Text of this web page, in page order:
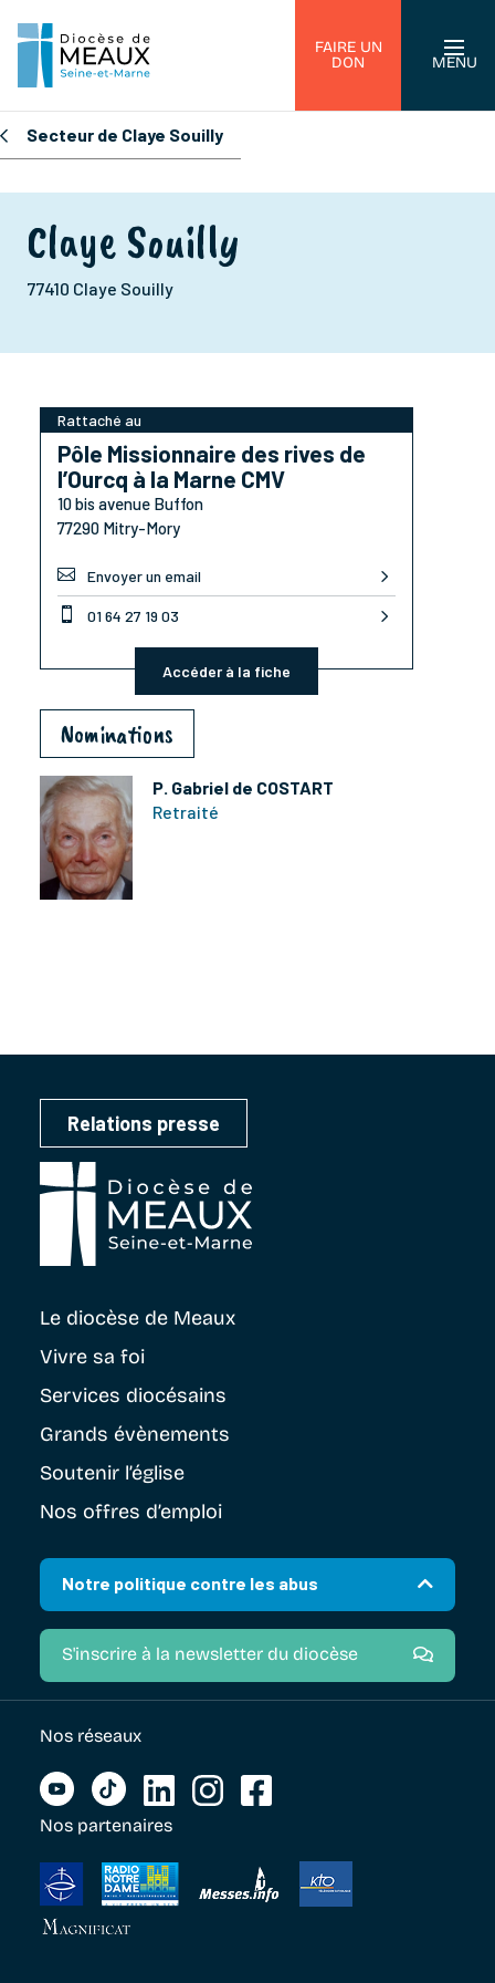
FAIRE UN
DON
MENU
Secteur de Claye Souilly
Claye Souilly
77410 Claye Souilly
Rattaché au
Pôle Missionnaire des rives de
l’Ourcq à la Marne CMV
10 bis avenue Buffon
77290 Mitry-Mory
 Envoyer un email
 01 64 27 19 03
Accéder à la fiche
Nominations
P. Gabriel de COSTART
Retraité
Relations presse
Le diocèse de Meaux
Vivre sa foi
Services diocésains
Grands évènements
Soutenir l’église
Nos offres d’emploi
Notre politique contre les abus
S'inscrire à la newsletter du diocèse
Nos réseaux
Nos partenaires